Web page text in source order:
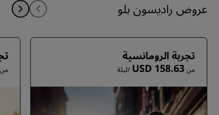
عروض راديسون بلو
تجربة الرومانسية
من USD 158.63 /ليلة